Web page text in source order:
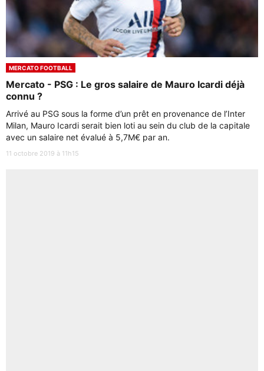
MERCATO FOOTBALL
Mercato - PSG : Le gros salaire de Mauro Icardi déjà
connu ?
Arrivé au PSG sous la forme d’un prêt en provenance de l’Inter
Milan, Mauro Icardi serait bien loti au sein du club de la capitale
avec un salaire net évalué à 5,7M€ par an.
11 octobre 2019 à 11h15